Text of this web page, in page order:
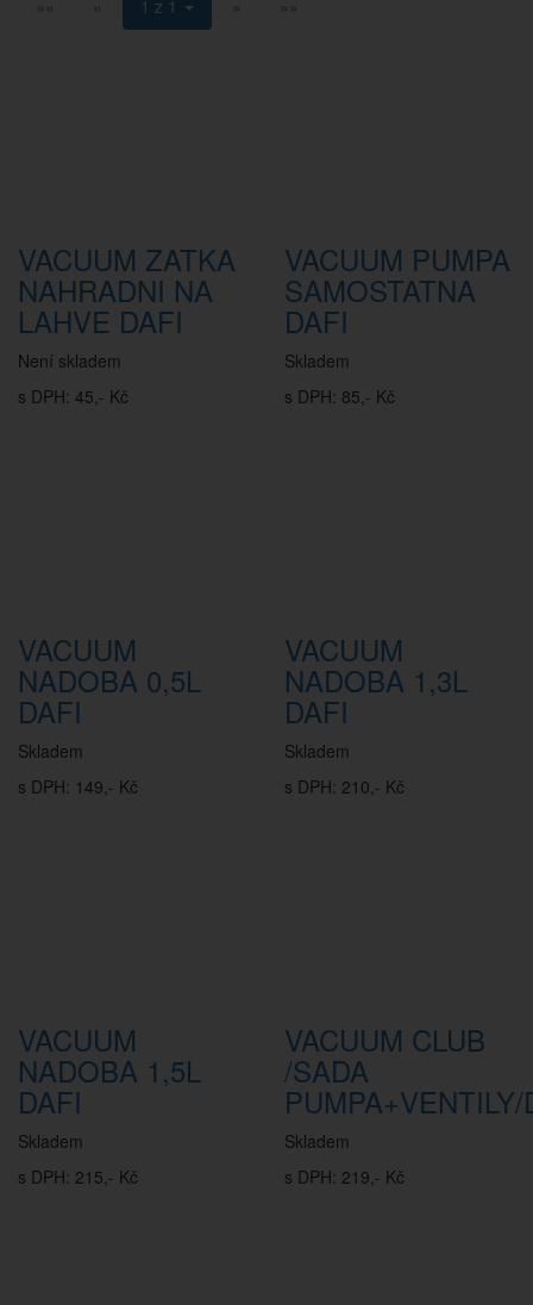
««
« 1 z 1 » »»
VACUUM ZATKA
NAHRADNI NA
LAHVE DAFI
Není skladem
s DPH: 45,- Kč
VACUUM PUMPA
SAMOSTATNA
DAFI
Skladem
s DPH: 85,- Kč
VACUUM
NADOBA 0,5L
DAFI
Skladem
s DPH: 149,- Kč
VACUUM
NADOBA 1,3L
DAFI
Skladem
s DPH: 210,- Kč
VACUUM
NADOBA 1,5L
DAFI
Skladem
s DPH: 215,- Kč
VACUUM CLUB
/SADA
Skladem
s DPH: 219,- Kč